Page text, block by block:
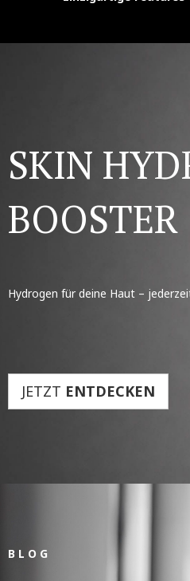
SKIN
BOOSTER
Hydrogen für deine Haut –
JETZT ENTDECKEN
B L O G